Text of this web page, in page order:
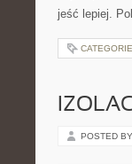
jeść lepiej.
POSTED